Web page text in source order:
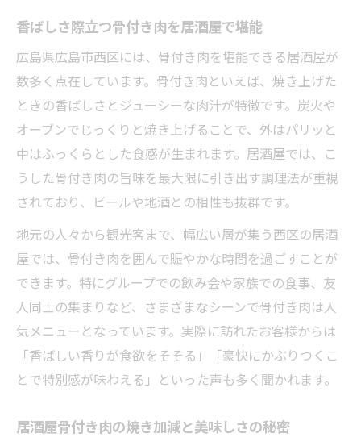
香ばしさ際立つ骨付き肉を居酒屋で堪能
広島県広島市西区には、骨付き肉を堪能できる居酒屋が
数多く点在しています。骨付き肉といえば、焼き上げた
ときの香ばしさとジューシーな肉汁が特徴です。炭火や
オーブンでじっくりと焼き上げることで、外はパリッと
中はふっくらとした食感が生まれます。居酒屋では、こ
うした骨付き肉の旨味を最大限に引き出す調理法が重視
されており、ビールや地酒との相性も抜群です。
地元の人々から観光客まで、幅広い層が集う西区の居酒
屋では、骨付き肉を囲んで賑やかな時間を過ごすことが
できます。特にグループでの飲み会や家族での食事、友
人同士の集まりなど、さまざまなシーンで骨付き肉は人
気メニューとなっています。実際に訪れたお客様からは
「香ばしい香りが食欲をそそる」「豪快にかぶりつくこ
とで特別感が味わえる」といった声も多く聞かれます。
居酒屋骨付き肉の焼き加減と美味しさの秘密